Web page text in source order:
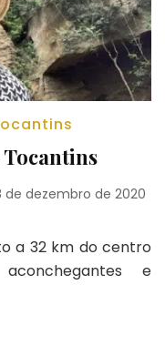
de dezembro de 2020
a 32 km do centro
e